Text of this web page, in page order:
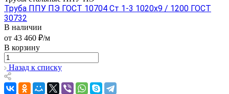
Труба ППУ ПЭ ГОСТ 10704 Ст 1-3 1020x9 / 1200 ГОСТ
30732
В наличии
от 43 460 ₽/м
В корзину
Назад к списку